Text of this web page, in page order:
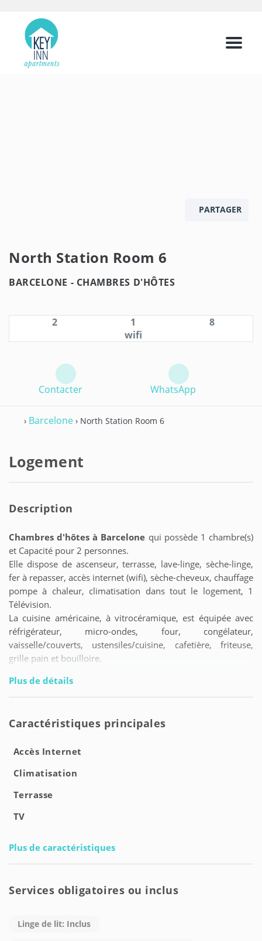
Menu
PARTAGER
North Station Room 6
BARCELONE - CHAMBRES D'HÔTES
2 1
8
wifi
Contacter WhatsApp
› Barcelone› North Station Room 6
Logement
Description
Chambres d'hôtes à Barcelone qui possède 1 chambre(s)
et Capacité pour 2 personnes.
Elle dispose de ascenseur, terrasse, lave-linge, sèche-linge,
fer à repasser, accès internet (wifi), sèche-cheveux, chauffage
pompe à chaleur, climatisation dans tout le logement, 1
Télévision.
La cuisine américaine, à vitrocéramique, est équipée avec
réfrigérateur, micro-ondes, four, congélateur,
vaisselle/couverts, ustensiles/cuisine, cafetière, friteuse,
grille pain et bouilloire.
Plus de détails
Caractéristiques principales
Accès Internet
Climatisation
Terrasse
TV
Plus de caractéristiques
Services obligatoires ou inclus
Linge de lit: Inclus